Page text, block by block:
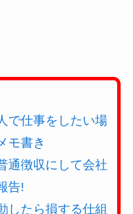
で仕事をしたい場
モ書き
通徴収にして会社
告!
したら損する仕組